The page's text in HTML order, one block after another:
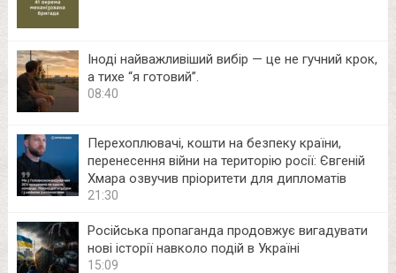
Іноді найважливіший вибір — це не гучний крок,
а тихе “я готовий”.
08:40
Перехоплювачі, кошти на безпеку країни,
перенесення війни на територію росії: Євгеній
Хмара озвучив пріоритети для дипломатів
21:30
Російська пропаганда продовжує вигадувати
нові історії навколо подій в Україні
15:09